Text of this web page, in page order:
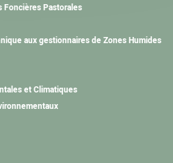
Foncières Pastorales
aux gestionnaires de Zones Humides
et Climatiques